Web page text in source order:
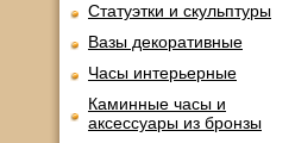
Статуэтки и скульптуры
Вазы декоративные
Часы интерьерные
Каминные часы и
аксессуары из бронзы